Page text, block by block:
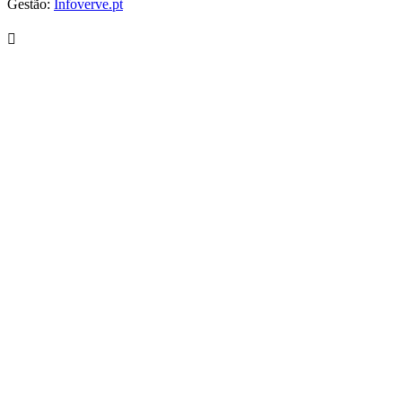
Gestão: Infoverve.pt